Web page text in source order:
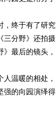
，终于有了研究
三分野》还拍摄
最后的镜头，
温暖的相处，
强的向园演绎得